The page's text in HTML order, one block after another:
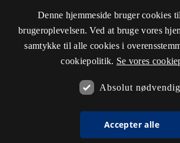
Denne hjemmeside bruger cookies
brugeroplevelsen. Ved at bruge vores
samtykke til alle cookies i
cookiepolitik. Se vores
Absolut
Accepter alle